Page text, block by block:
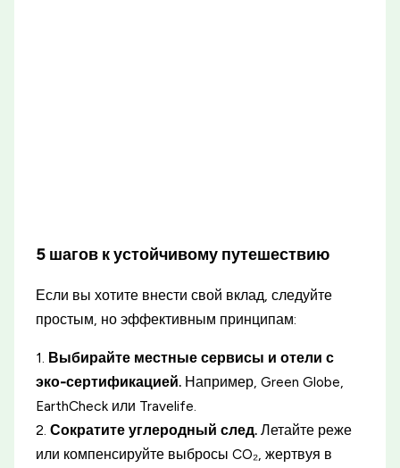
5 шагов к устойчивому путешествию
Если вы хотите внести свой вклад, следуйте
простым, но эффективным принципам:
1. Выбирайте местные сервисы и отели с
эко-сертификацией. Например, Green Globe,
EarthCheck или Travelife.
2.Сократите углеродный след. Летайте реже
или компенсируйте выбросы CO₂, жертвуя в